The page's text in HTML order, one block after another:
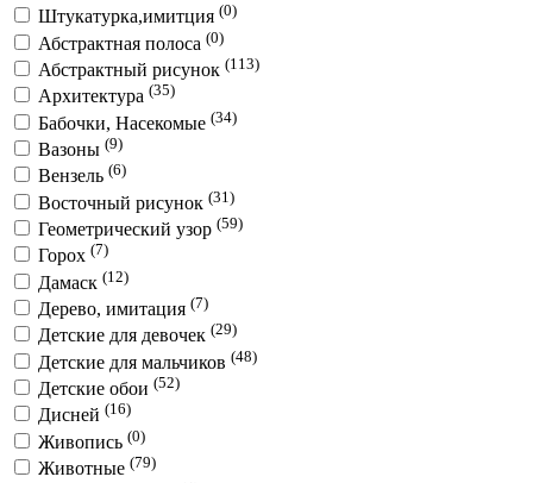
Штукатурка,имитция (0)
Абстрактная полоса (0)
Абстрактный рисунок (113)
Архитектура (35)
Бабочки, Насекомые (34)
Вазоны (9)
Вензель (6)
Восточный рисунок (31)
Геометрический узор (59)
Горох (7)
Дамаск (12)
Дерево, имитация (7)
Детские для девочек (29)
Детские для мальчиков (48)
Детские обои (52)
Дисней (16)
Живопись (0)
Животные (79)